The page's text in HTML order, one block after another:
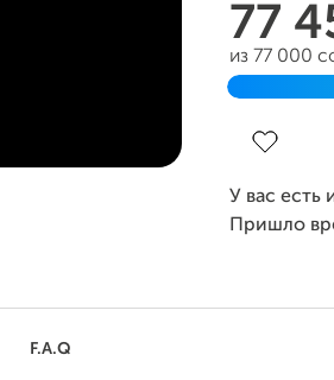
77
из 77 000
У вас есть
Пришло
F.A.Q